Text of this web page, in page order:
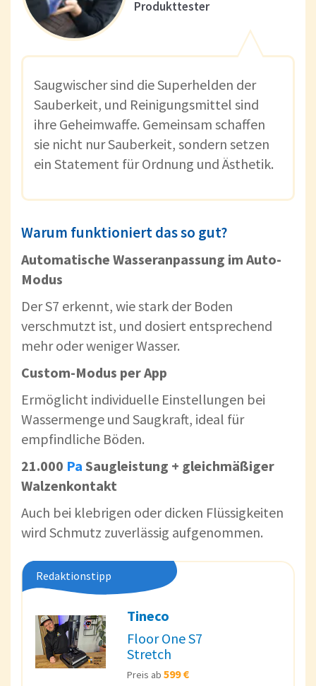
Produkttester
Saugwischer sind die Superhelden der
Sauberkeit, und Reinigungsmittel sind
ihre Geheimwaffe. Gemeinsam schaffen
sie nicht nur Sauberkeit, sondern setzen
ein Statement für Ordnung und Ästhetik.
Warum funktioniert das so gut?
Automatische Wasseranpassung im Auto-
Modus
Der S7 erkennt, wie stark der Boden
verschmutzt ist, und dosiert entsprechend
mehr oder weniger Wasser.
Custom-Modus per App
Ermöglicht individuelle Einstellungen bei
Wassermenge und Saugkraft, ideal für
empfindliche Böden.
21.000 Pa Saugleistung + gleichmäßiger
Walzenkontakt
Auch bei klebrigen oder dicken Flüssigkeiten
wird Schmutz zuverlässig aufgenommen.
Redaktionstipp
Tineco
Floor One S7
Stretch
Preis ab 599 €